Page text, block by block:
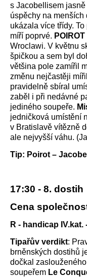
s Jacobellisem jasně
úspěchy na menších
ukázala více třídy.
míří poprvé. POIROT
Wroclawi. V květnu
špičkou a sem byl
většina pole zamířil
změnu nejčastěji
pravidelně sbíral
zaběl i při nedávné
jediného soupeře.
jedničková umístění
v Bratislavě vítězně
ale nejvyšší váhu.
Tip: Poirot –
17:30 - 8. dostih
Cena
R - handicap IV.kat.
Tipařův verdikt:
brněnských dostihů
dočkal
soupeřem Le